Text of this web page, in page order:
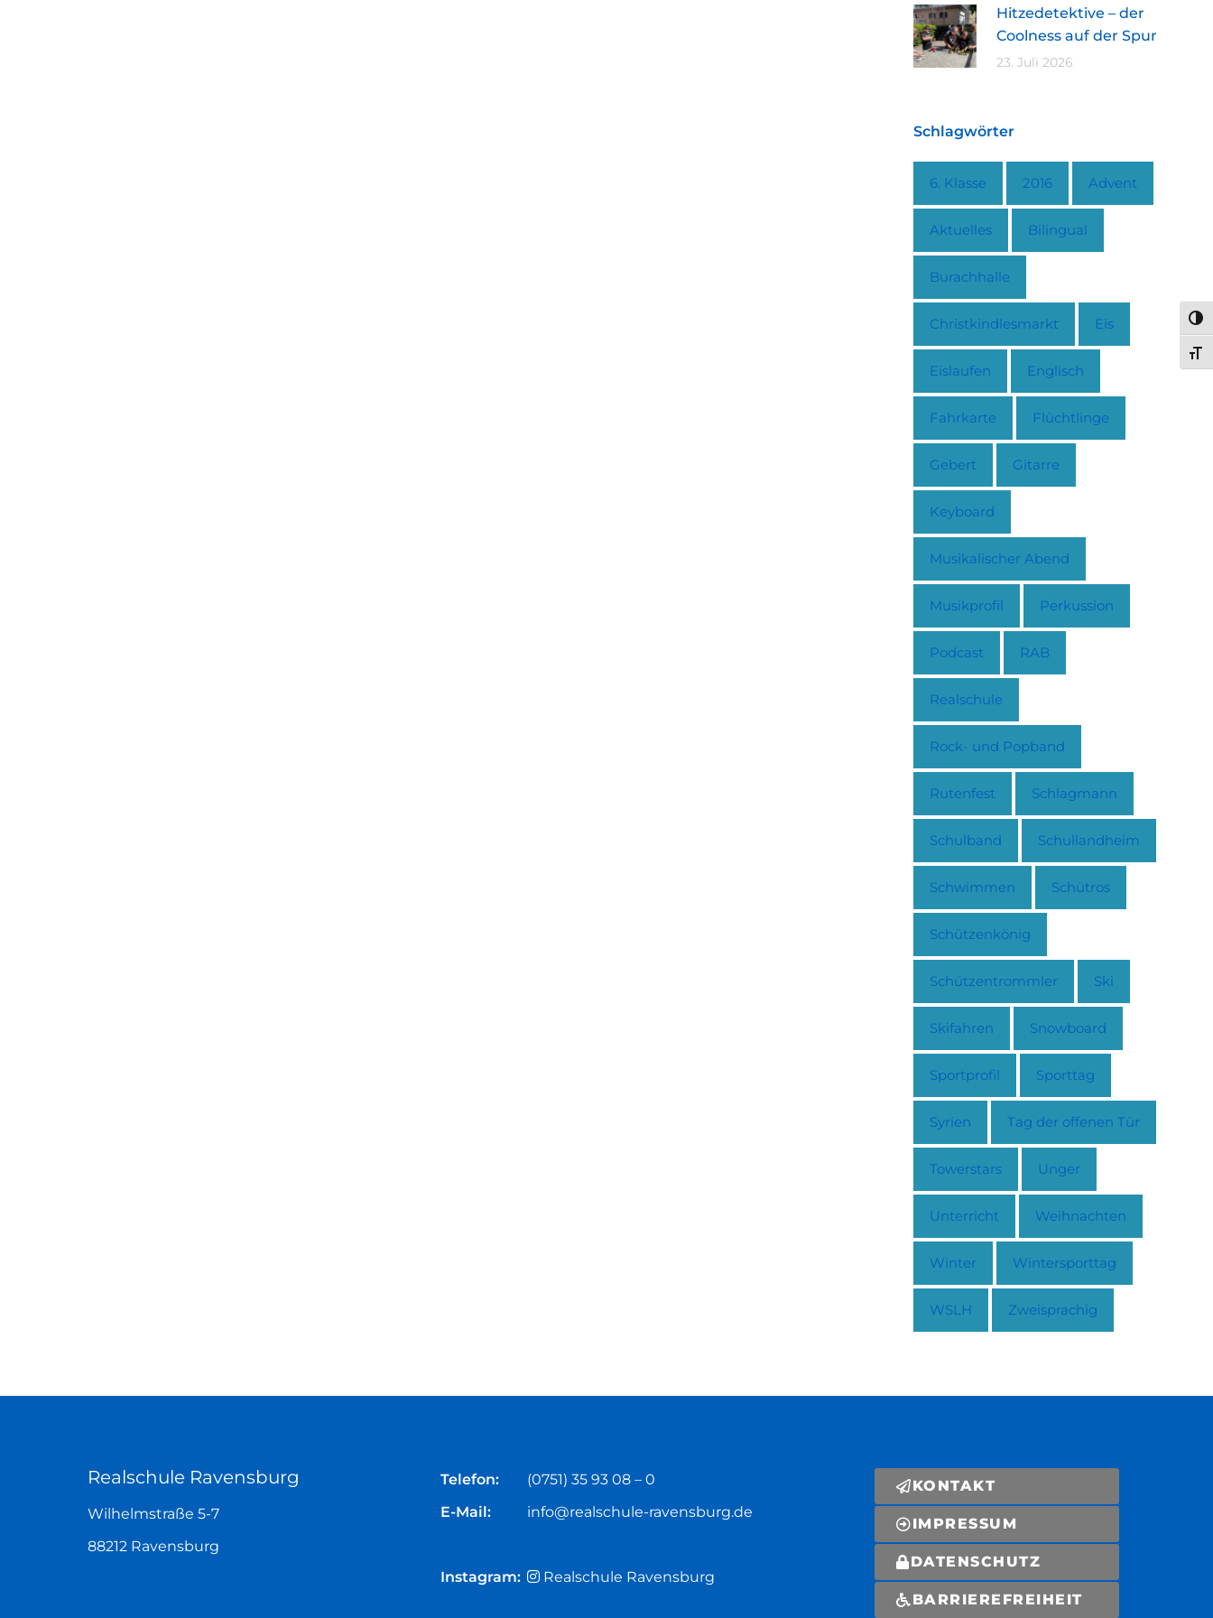
Hitzedetektive – der
Coolness auf der Spur
23. Juli 2026
Schlagwörter
6. Klasse 2016 Advent
Aktuelles Bilingual
Burachhalle
Christkindlesmarkt Eis
Eislaufen Englisch
Fahrkarte Flüchtlinge
Gebert Gitarre
Keyboard
Musikalischer Abend
Musikprofil Perkussion
Podcast RAB
Realschule
Rock- und Popband
Rutenfest Schlagmann
Schulband Schullandheim
Schwimmen Schütros
Schützenkönig
Schützentrommler Ski
Skifahren Snowboard
Sportprofil Sporttag
Syrien Tag der offenen Tür
Towerstars Unger
Unterricht Weihnachten
Winter Wintersporttag
WSLH Zweisprachig
Realschule Ravensburg
Wilhelmstraße 5-7
88212 Ravensburg
Telefon:
(0751) 35 93 08 – 0
E-Mail:
info@realschule-ravensburg.de
Instagram: Realschule Ravensburg
KONTAKT
IMPRESSUM
DATENSCHUTZ
BARRIEREFREIHEIT